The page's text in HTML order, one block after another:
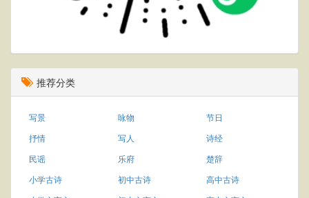
推荐分类
写景 咏物
节日
抒情
写人
诗经
民谣
乐府
楚辞
小学古诗
初中古诗
高中古诗